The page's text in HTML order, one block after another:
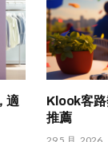
適
Klook客路
推薦